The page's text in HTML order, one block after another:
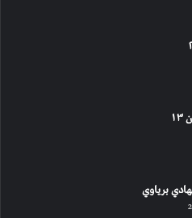
بریاوي